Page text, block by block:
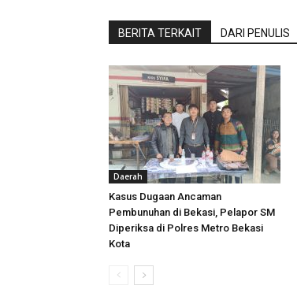
BERITA TERKAIT DARI PENULIS
Daerah
Kasus Dugaan Ancaman
Pembunuhan di Bekasi, Pelapor SM
Diperiksa di Polres Metro Bekasi
Kota